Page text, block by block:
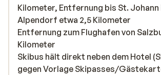
Kilometer, Entfernung bis St. Johann
Alpendorf etwa 2,5 Kilometer
Entfernung zum Flughafen von
Kilometer
Skibus hält direkt neben dem Hotel
gegen Vorlage Skipasses/